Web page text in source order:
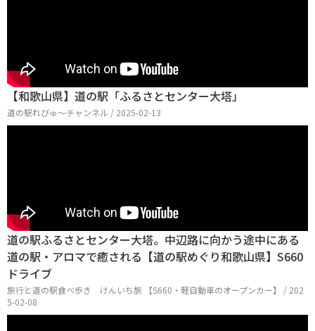
【和歌山県】道の駅「ふるさとセンター大塔」
道の駅れびゅ〜チャンネル / 2025-02-13
道の駅ふるさとセンター大塔。中辺路に向かう途中にある
道の駅・アロマで癒される【道の駅めぐり和歌山県】S660
ドライブ
旅行と道の駅食べ歩き けんいち旅 【S660・軽自動車のオープンカー】 / 202
5-02-08